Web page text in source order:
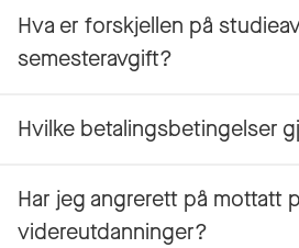
Hva er forskjellen på
semesteravgift?
Hvilke betalingsbetingelser
Har jeg angrerett på mottatt
videreutdanninger?